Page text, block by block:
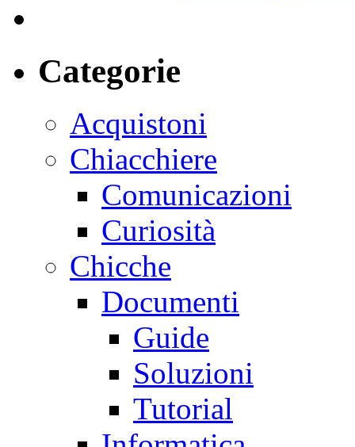
Categorie
Acquistoni
Chiacchiere
Comunicazioni
Curiosità
Chicche
Documenti
Guide
Soluzioni
Tutorial